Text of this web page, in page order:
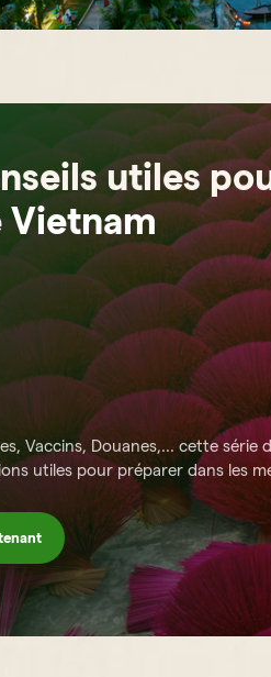
utiles
Vietnam
Vaccins, Douanes,... cette série
utiles pour préparer dans les